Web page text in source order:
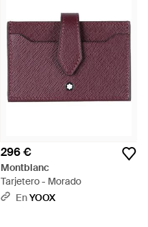
296 €
Montblanc
Tarjetero - Morado
EnYOOX